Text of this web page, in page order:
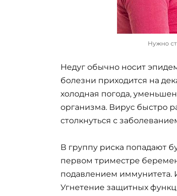
Нужно
Недуг обычно носит
болезни приходится на
холодная погода,
организма. Вирус быстро
столкнуться с
В группу риска попадают
первом триместре
подавлением иммунитета.
Угнетение защитных